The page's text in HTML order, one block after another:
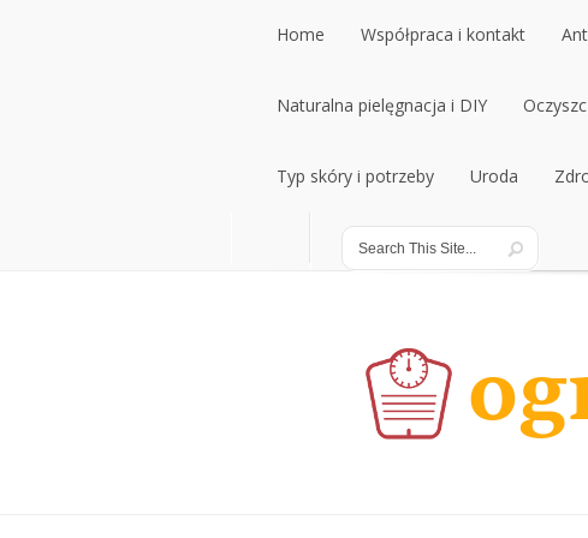
Home
Home
Współpraca i kontakt
Współpraca i kontakt
Naturalna pielęgnacja i DIY
Naturalna pielęgnacja i DIY
Typ skóry i potrzeby
Typ skóry i potrzeby
Uroda
Uroda